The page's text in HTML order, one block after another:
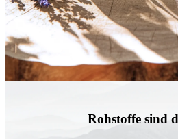
Rohstoffe sind